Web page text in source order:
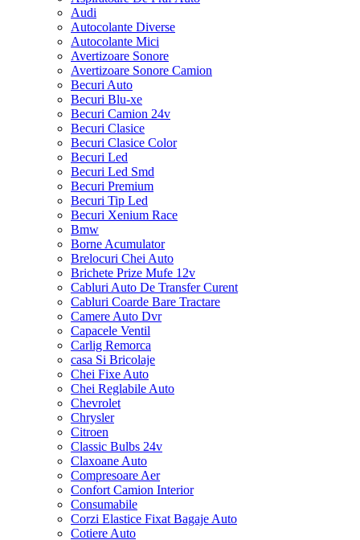
Audi
Autocolante Diverse
Autocolante Mici
Avertizoare Sonore
Avertizoare Sonore Camion
Becuri Auto
Becuri Blu-xe
Becuri Camion 24v
Becuri Clasice
Becuri Clasice Color
Becuri Led
Becuri Led Smd
Becuri Premium
Becuri Tip Led
Becuri Xenium Race
Bmw
Borne Acumulator
Brelocuri Chei Auto
Brichete Prize Mufe 12v
Cabluri Auto De Transfer Curent
Cabluri Coarde Bare Tractare
Camere Auto Dvr
Capacele Ventil
Carlig Remorca
casa Si Bricolaje
Chei Fixe Auto
Chei Reglabile Auto
Chevrolet
Chrysler
Citroen
Classic Bulbs 24v
Claxoane Auto
Compresoare Aer
Confort Camion Interior
Consumabile
Corzi Elastice Fixat Bagaje Auto
Cotiere Auto